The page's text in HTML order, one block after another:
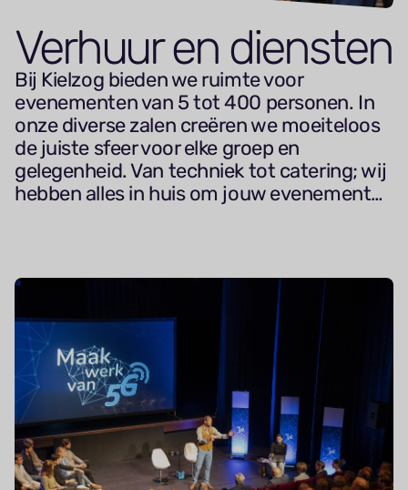
Verhuur en diensten
Bij Kielzog bieden we ruimte voor
evenementen van 5 tot 400 personen. In
onze diverse zalen creëren we moeiteloos
de juiste sfeer voor elke groep en
gelegenheid. Van techniek tot catering; wij
hebben alles in huis om jouw evenement